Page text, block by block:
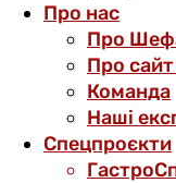
Про нас
Про
Про
Команда
Наші
Спецпроєкти